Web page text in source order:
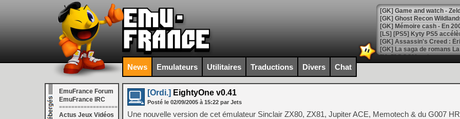
[Mo5] DOOM arrive en
[GK] Bethesda fête les 30
[GK] Roblox : l'action en
[GK] Agenda - GeForce
[GK] Devolver Digital en a
News Emulateurs Utilitaires Traductions Divers Chat
EmuFrance Forum
EmuFrance IRC
===================
Actus Jeux Vidéos
[Ordi.] EightyOne v0.41
Posté le 02/09/2005 à 15:22 par Jets
Une nouvelle version de cet émulateur Sinclair ZX80, ZX81, Jupiter ACE, Memotech & du G007